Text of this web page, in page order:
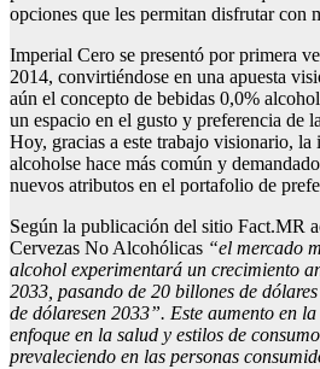
opciones que les permitan disfrutar con
Imperial Cero se presentó por primera
2014, convirtiéndose en una apuesta
aún el concepto de bebidas 0,0%
un espacio en el gusto y preferencia de
Hoy, gracias a este trabajo visionario, la
alcoholse hace más común y
nuevos atributos en el portafolio de
Según la publicación del sitio Fact.MR
Cervezas No Alcohólicas “el mercado
alcohol experimentará un crecimiento
2033, pasando de 20 billones de
de dólaresen 2033”. Este aumento en
enfoque en la salud y estilos de
prevaleciendo en las personas